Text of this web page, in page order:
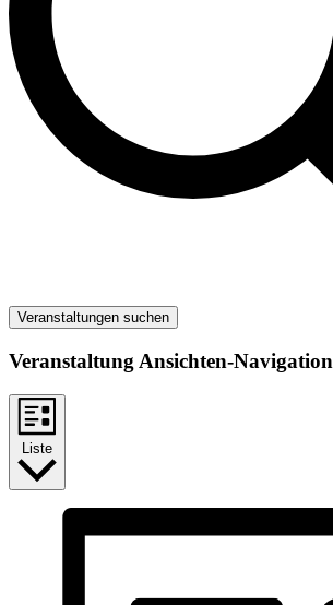
Veranstaltungen suchen
Veranstaltung Ansichten-Navigation
Liste